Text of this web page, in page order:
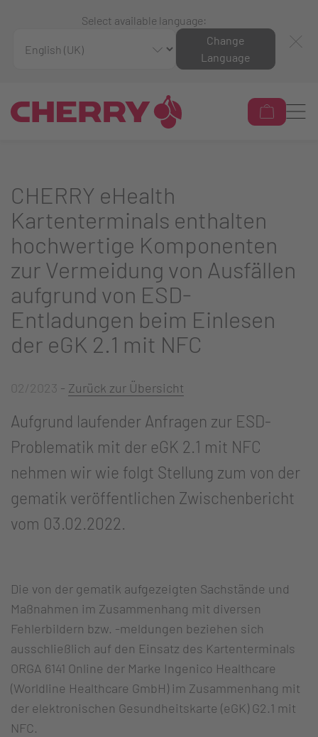
Select available language:
Change
Language
CHERRY eHealth
Kartenterminals enthalten
hochwertige Komponenten
zur Vermeidung von Ausfällen
aufgrund von ESD-
Entladungen beim Einlesen
der eGK 2.1 mit NFC
02/2023 - Zurück zur Übersicht
Aufgrund laufender Anfragen zur ESD-
Problematik mit der eGK 2.1 mit NFC
nehmen wir wie folgt Stellung zum von der
gematik veröffentlichen Zwischenbericht
vom 03.02.2022.
Die von der gematik aufgezeigten Sachstände und
Maßnahmen im Zusammenhang mit diversen
Fehlerbildern bzw. -meldungen beziehen sich
ausschließlich auf den Einsatz des Kartenterminals
ORGA 6141 Online der Marke Ingenico Healthcare
(Worldline Healthcare GmbH) im Zusammenhang mit
der elektronischen Gesundheitskarte (eGK) G2.1 mit
NFC.